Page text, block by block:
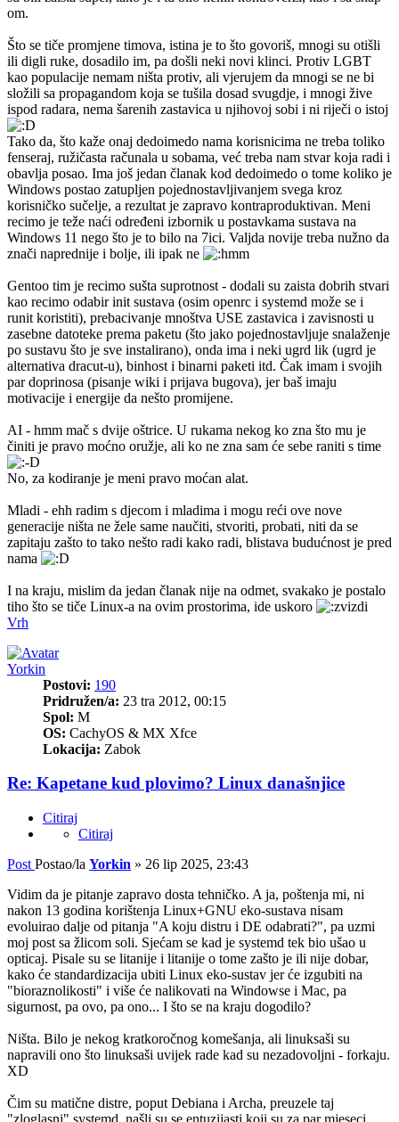
om.
Što se tiče promjene timova, istina je to što govoriš, mnogi su otišli
ili digli ruke, dosadilo im, pa došli neki novi klinci. Protiv LGBT
kao populacije nemam ništa protiv, ali vjerujem da mnogi se ne bi
složili sa propagandom koja se tušila dosad svugdje, i mnogi žive
ispod radara, nema šarenih zastavica u njihovoj sobi i ni riječi o istoj
Tako da, što kaže onaj dedoimedo nama korisnicima ne treba toliko
fenseraj, ružičasta računala u sobama, već treba nam stvar koja radi i
obavlja posao. Ima još jedan članak kod dedoimedo o tome koliko je
Windows postao zatupljen pojednostavljivanjem svega kroz
korisničko sučelje, a rezultat je zapravo kontraproduktivan. Meni
recimo je teže naći određeni izbornik u postavkama sustava na
Windows 11 nego što je to bilo na 7ici. Valjda novije treba nužno da
znači naprednije i bolje, ili ipak ne
Gentoo tim je recimo sušta suprotnost - dodali su zaista dobrih stvari
kao recimo odabir init sustava (osim openrc i systemd može se i
runit koristiti), prebacivanje mnoštva USE zastavica i zavisnosti u
zasebne datoteke prema paketu (što jako pojednostavljuje snalaženje
po sustavu što je sve instalirano), onda ima i neki ugrd lik (ugrd je
alternativa dracut-u), binhost i binarni paketi itd. Čak imam i svojih
par doprinosa (pisanje wiki i prijava bugova), jer baš imaju
motivacije i energije da nešto promijene.
AI - hmm mač s dvije oštrice. U rukama nekog ko zna što mu je
činiti je pravo moćno oružje, ali ko ne zna sam će sebe raniti s time
No, za kodiranje je meni pravo moćan alat.
Mladi - ehh radim s djecom i mladima i mogu reći ove nove
generacije ništa ne žele same naučiti, stvoriti, probati, niti da se
zapitaju zašto to tako nešto radi kako radi, blistava budućnost je pred
nama
I na kraju, mislim da jedan članak nije na odmet, svakako je postalo
tiho što se tiče Linux-a na ovim prostorima, ide uskoro
Vrh
Yorkin
Postovi: 190
Pridružen/a: 23 tra 2012, 00:15
Spol: M
OS: CachyOS & MX Xfce
Lokacija: Zabok
Re: Kapetane kud plovimo? Linux današnjice
Citiraj
Citiraj
Post Postao/la Yorkin » 26 lip 2025, 23:43
Vidim da je pitanje zapravo dosta tehničko. A ja, poštenja mi, ni
nakon 13 godina korištenja Linux+GNU eko-sustava nisam
evoluirao dalje od pitanja "A koju distru i DE odabrati?", pa uzmi
moj post sa žlicom soli. Sjećam se kad je systemd tek bio ušao u
opticaj. Pisale su se litanije i litanije o tome zašto je ili nije dobar,
kako će standardizacija ubiti Linux eko-sustav jer će izgubiti na
"bioraznolikosti" i više će nalikovati na Windowse i Mac, pa
sigurnost, pa ovo, pa ono... I što se na kraju dogodilo?
Ništa. Bilo je nekog kratkoročnog komešanja, ali linuksaši su
napravili ono što linuksaši uvijek rade kad su nezadovoljni - forkaju.
XD
Čim su matične distre, poput Debiana i Archa, preuzele taj
"zloglasni" systemd, našli su se entuzijasti koji su za par mjeseci